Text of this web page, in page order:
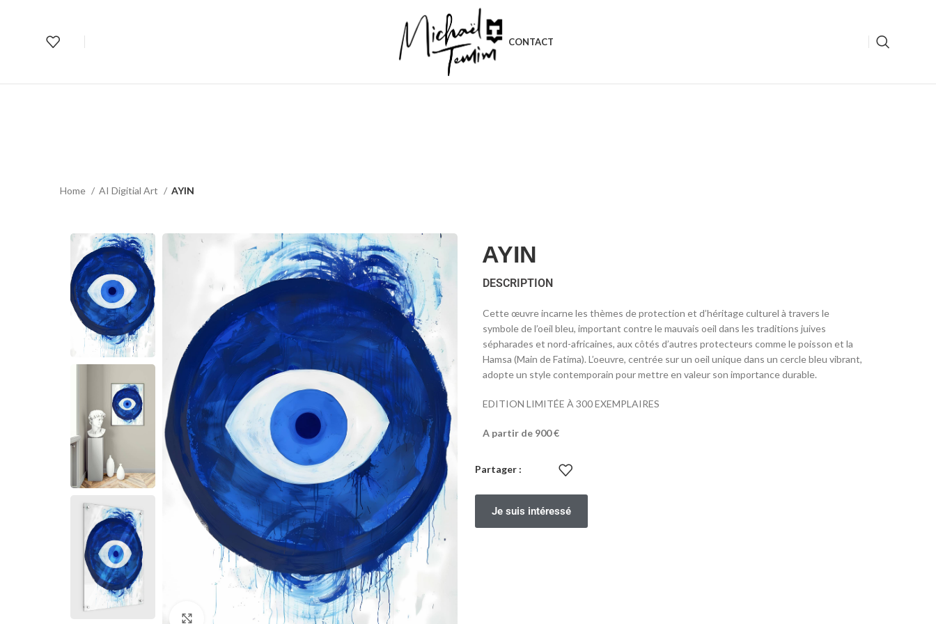
CONTACT
Home AI Digitial Art AYIN
Cliquez pour agrandir
AYIN
DESCRIPTION
Cette œuvre incarne les thèmes de protection et d’héritage culturel à travers le
symbole de l’oeil bleu, important contre le mauvais oeil dans les traditions juives
sépharades et nord-africaines, aux côtés d’autres protecteurs comme le poisson et la
Hamsa (Main de Fatima). L’oeuvre, centrée sur un oeil unique dans un cercle bleu vibrant,
adopte un style contemporain pour mettre en valeur son importance durable.
EDITION LIMITÉE À 300 EXEMPLAIRES
A partir de 900 €
Partager :
Je suis intéressé